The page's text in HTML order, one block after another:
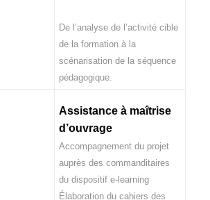
De l’analyse de l’activité cible
de la formation à la
scénarisation de la séquence
pédagogique.
Assistance à maîtrise
d’ouvrage
Accompagnement du projet
auprès des commanditaires
du dispositif e-learning
Élaboration du cahiers des